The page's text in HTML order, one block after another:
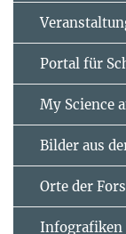
Portal für
My Science
Bilder aus
Orte der
Infografiken